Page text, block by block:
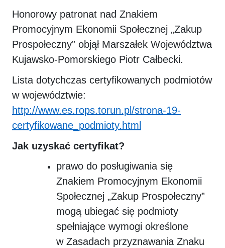
Honorowy patronat nad Znakiem
Promocyjnym Ekonomii Społecznej „Zakup
Prospołeczny” objął Marszałek Województwa
Kujawsko-Pomorskiego Piotr Całbecki.
Lista dotychczas certyfikowanych podmiotów
w województwie:
http://www.es.rops.torun.pl/strona-19-
certyfikowane_podmioty.html
Jak uzyskać certyfikat?
prawo do posługiwania się
Znakiem Promocyjnym Ekonomii
Społecznej „Zakup Prospołeczny”
mogą ubiegać się podmioty
spełniające wymogi określone
w Zasadach przyznawania Znaku